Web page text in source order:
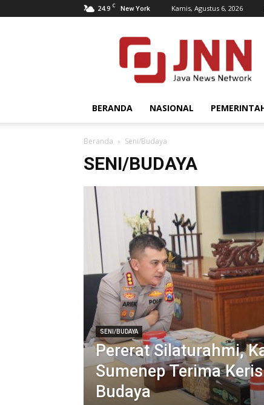
24.9 C New York Kamis, Agustus 6, 2026
JNN.co.id
BERANDA NASIONAL
Beranda Seni/Budaya
SENI/BUDAYA
SENI/BUDAYA
Pererat Silaturahmi,
Sumenep Terima
Budaya